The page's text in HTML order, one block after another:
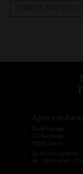
FORMULAIRE DE
Agence de
David Paysage
2 A Kerdreven
56950 Crac'h
Du lundi au vendredi
9h - 12h30 et 14h - 17h